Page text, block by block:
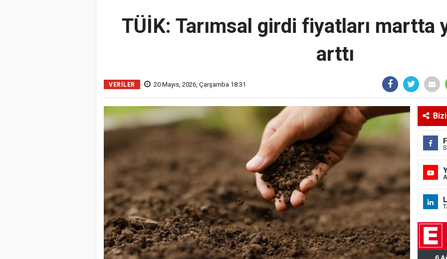
TÜİK: Tarımsal girdi fiyatları martta
arttı
VERILER 20 Mayıs, 2026, Çarşamba 18:31